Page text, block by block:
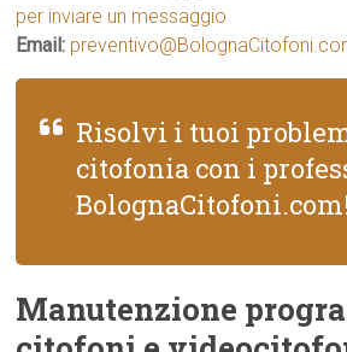
per inviare un messaggio
Email:
Risolvi i tuoi
citofonia con i
BolognaCitofoni.com!
Manutenzione